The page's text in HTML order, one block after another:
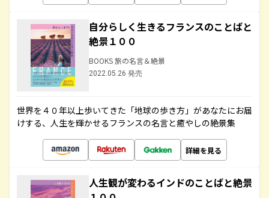
自分らしく生きるフランスのことばと
絶景１００
BOOKS 旅の名言＆絶景
2022.05.26 発売
世界を４０年以上歩いてきた「地球の歩き方」があなたにお届
けする、人生を輝かせるフランスの名言と癒やしの絶景集
詳細を見る
人生観が変わるインドのことばと絶景